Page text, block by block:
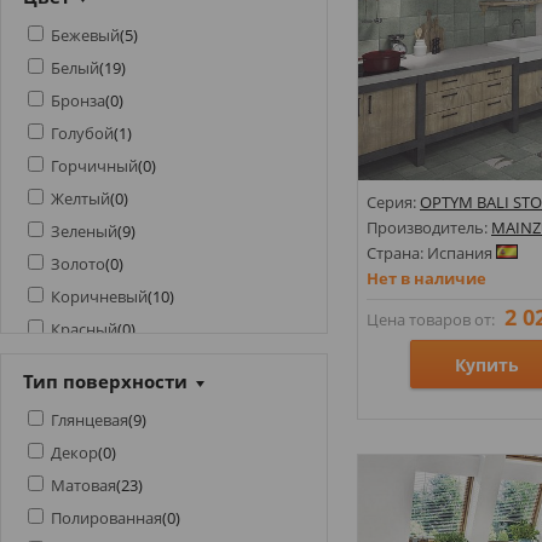
)
AZTECA
38
AZULEJOS BENADRESA
AZULEV
4
AZULIBER
AZULINDUS&MARTI
)
BALDOCER
BELMAR CERAMICAS
BESTILE(14)
Турция
Украина
Бежевый(5)
Белый(19)
Бронза(0)
Голубой(1)
Горчичный(0)
Желтый(0)
Зеленый(9)
Золото(0)
Коричневый(10)
Красный(0)
Оранжевый(0)
Под хром(0)
Розовый
Салатовый(0
Серый(10)
Тип поверхности
Глянцевая(9)
Декор(0)
Матовая(23)
Полированная(0)
Серия:OPTYM BALI
Производитель:
Страна: Испания
Нет в наличие
Цена товаров от: 2
Купить
Стили: Геометрия,
Цвета: